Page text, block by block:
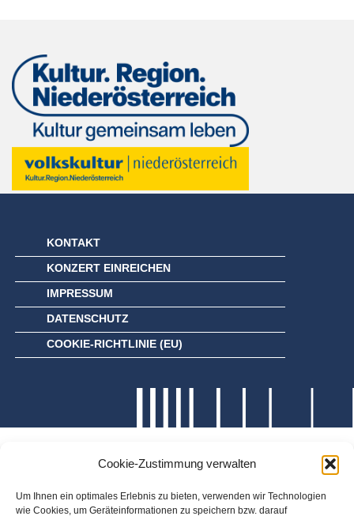
Cookie-Zustimmung verwalten
Um Ihnen ein optimales Erlebnis zu bieten, verwenden wir Technologien
wie Cookies, um Geräteinformationen zu speichern bzw. darauf
KONTAKT
KONZERT EINREICHEN
IMPRESSUM
DATENSCHUTZ
COOKIE-RICHTLINIE (EU)